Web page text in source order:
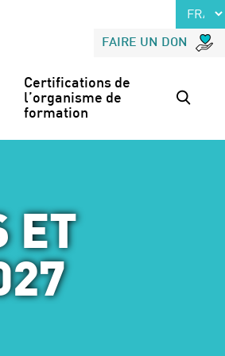
FAIRE UN DON
Certifications de
l’organisme de
formation
ET